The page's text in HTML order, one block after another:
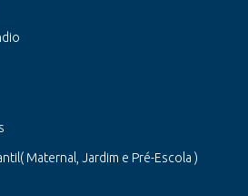
Maternal, Jardim e Pré-Escola )